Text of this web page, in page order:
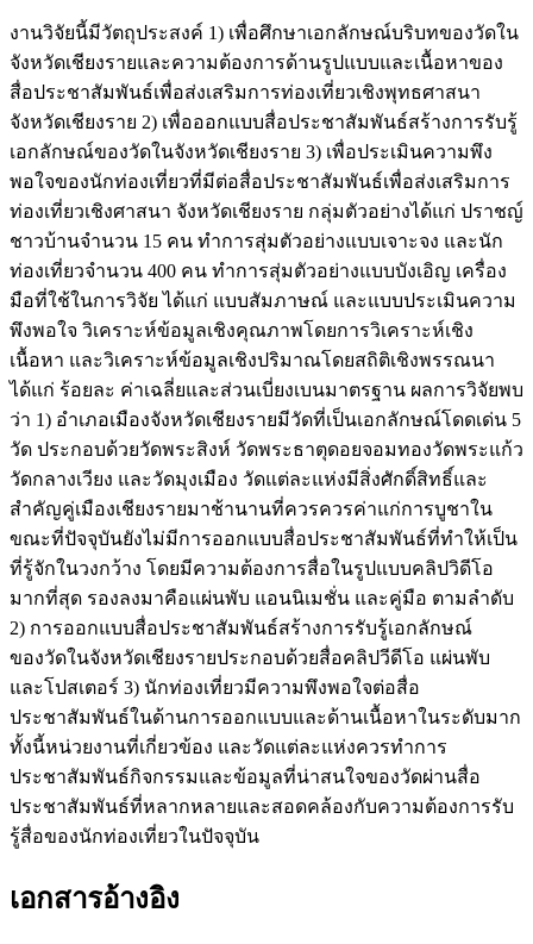
งานวิจัยนี้มีวัตถุประสงค์ 1) เพื่อศึกษาเอกลักษณ์บริบทของวัดใน
จังหวัดเชียงรายและความต้องการด้านรูปแบบและเนื้อหาของ
สื่อประชาสัมพันธ์เพื่อส่งเสริมการท่องเที่ยวเชิงพุทธศาสนา
จังหวัดเชียงราย 2) เพื่อออกแบบสื่อประชาสัมพันธ์สร้างการรับรู้
เอกลักษณ์ของวัดในจังหวัดเชียงราย 3) เพื่อประเมินความพึง
พอใจของนักท่องเที่ยวที่มีต่อสื่อประชาสัมพันธ์เพื่อส่งเสริมการ
ท่องเที่ยวเชิงศาสนา จังหวัดเชียงราย กลุ่มตัวอย่างได้แก่ ปราชญ์
ชาวบ้านจำนวน 15 คน ทำการสุ่มตัวอย่างแบบเจาะจง และนัก
ท่องเที่ยวจำนวน 400 คน ทำการสุ่มตัวอย่างแบบบังเอิญ เครื่อง
มือที่ใช้ในการวิจัย ได้แก่ แบบสัมภาษณ์ และแบบประเมินความ
พึงพอใจ วิเคราะห์ข้อมูลเชิงคุณภาพโดยการวิเคราะห์เชิง
เนื้อหา และวิเคราะห์ข้อมูลเชิงปริมาณโดยสถิติเชิงพรรณนา
ได้แก่ ร้อยละ ค่าเฉลี่ยและส่วนเบี่ยงเบนมาตรฐาน ผลการวิจัยพบ
ว่า 1) อำเภอเมืองจังหวัดเชียงรายมีวัดที่เป็นเอกลักษณ์โดดเด่น 5
วัด ประกอบด้วยวัดพระสิงห์ วัดพระธาตุดอยจอมทองวัดพระแก้ว
วัดกลางเวียง และวัดมุงเมือง วัดแต่ละแห่งมีสิ่งศักดิ์สิทธิ์และ
สำคัญคู่เมืองเชียงรายมาช้านานที่ควรควรค่าแก่การบูชาใน
ขณะที่ปัจจุบันยังไม่มีการออกแบบสื่อประชาสัมพันธ์ที่ทำให้เป็น
ที่รู้จักในวงกว้าง โดยมีความต้องการสื่อในรูปแบบคลิปวิดีโอ
มากที่สุด รองลงมาคือแผ่นพับ แอนนิเมชั่น และคู่มือ ตามลำดับ
2) การออกแบบสื่อประชาสัมพันธ์สร้างการรับรู้เอกลักษณ์
ของวัดในจังหวัดเชียงรายประกอบด้วยสื่อคลิปวีดีโอ แผ่นพับ
และโปสเตอร์ 3) นักท่องเที่ยวมีความพึงพอใจต่อสื่อ
ประชาสัมพันธ์ในด้านการออกแบบและด้านเนื้อหาในระดับมาก
ทั้งนี้หน่วยงานที่เกี่ยวข้อง และวัดแต่ละแห่งควรทำการ
ประชาสัมพันธ์กิจกรรมและข้อมูลที่น่าสนใจของวัดผ่านสื่อ
ประชาสัมพันธ์ที่หลากหลายและสอดคล้องกับความต้องการรับ
รู้สื่อของนักท่องเที่ยวในปัจจุบัน
เอกสารอ้างอิง